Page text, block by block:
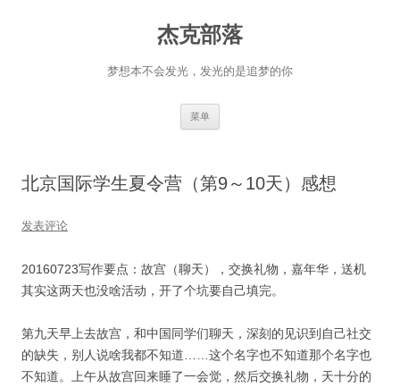
杰克部落
梦想本不会发光，发光的是追梦的你
菜单
北京国际学生夏令营（第9～10天）感想
发表评论
20160723写作要点：故宫（聊天），交换礼物，嘉年华，送机
其实这两天也没啥活动，开了个坑要自己填完。
第九天早上去故宫，和中国同学们聊天，深刻的见识到自己社交
的缺失，别人说啥我都不知道……这个名字也不知道那个名字也
不知道。上午从故宫回来睡了一会觉，然后交换礼物，天十分的